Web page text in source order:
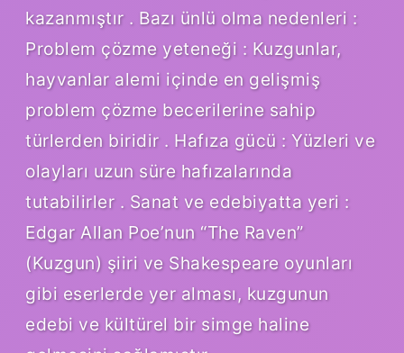
kazanmıştır . Bazı ünlü olma nedenleri :
Problem çözme yeteneği : Kuzgunlar,
hayvanlar alemi içinde en gelişmiş
problem çözme becerilerine sahip
türlerden biridir . Hafıza gücü : Yüzleri ve
olayları uzun süre hafızalarında
tutabilirler . Sanat ve edebiyatta yeri :
Edgar Allan Poe’nun “The Raven”
(Kuzgun) şiiri ve Shakespeare oyunları
gibi eserlerde yer alması, kuzgunun
edebi ve kültürel bir simge haline